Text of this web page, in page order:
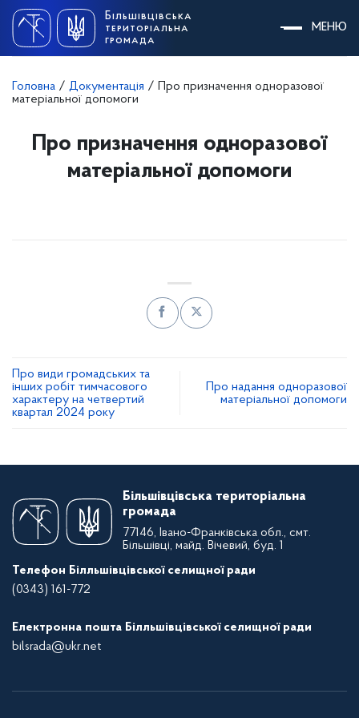
content
Більшівцівська
територіальна
громада
МЕНЮ
Головна / Документація /
Про призначення одноразової
матеріальної допомоги
Про призначення одноразової
матеріальної допомоги
Про види громадських та
інших робіт тимчасового
характеру на четвертий
квартал 2024 року
Про надання одноразової
матеріальної допомоги
Більшівцівська територіальна
громада
77146, Івано-Франківська обл., смт.
Більшівці, майд. Вічевий, буд. 1
Телефон Білльшівцівської селищної ради
(0343) 161-772
Електронна пошта Білльшівцівської селищної ради
bilsrada@ukr.net